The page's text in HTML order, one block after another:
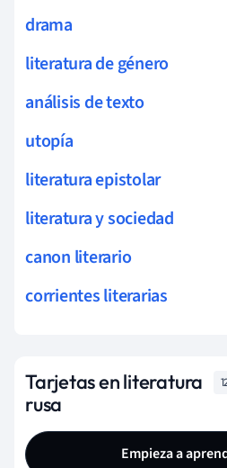
drama
literatura de género
análisis de texto
utopía
literatura epistolar
literatura y sociedad
canon literario
corrientes literarias
Tarjetas en literatura
rusa
Empieza a